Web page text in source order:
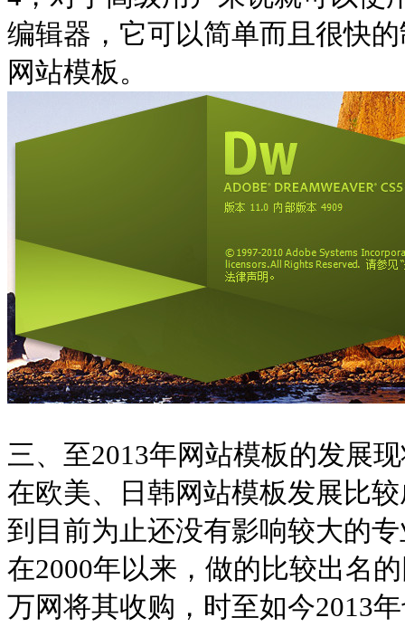
编辑器，它可以简单而且很快
网站模板。
三、至2013年网站模板的发展
在欧美、日韩网站模板发展比
到目前为止还没有影响较大的
在2000年以来，做的比较出名
万网将其收购，时至如今2013